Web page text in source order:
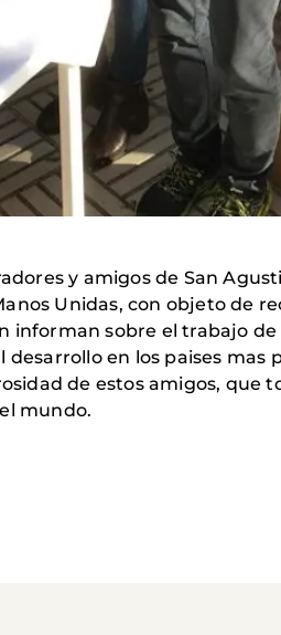
y amigos de San
Unidas, con objeto de
sobre el trabajo de
en los paises mas
de estos amigos, que
mundo.